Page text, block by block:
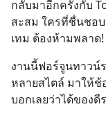
กลับมาอีกครั้งกับ
สะสม ใครที่ชื่นชอบ
เทม ต้องห้ามพลาด!
งานนี้ฟอร์จูนทาวน์
หลายสไตล์ มาให้ช้
บอกเลยว่าได้ของ